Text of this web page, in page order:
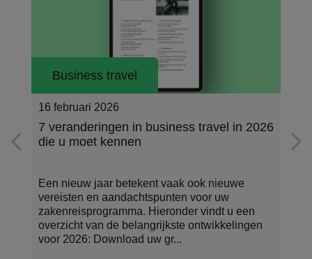
in 2026
nieuwe
u een
Business travel
22 oktober 2025
Een dag uit het leven van een
travel manager
Zakenreizen houden bedrijven in
Maar achter elke soepel lopende reis,
tijdige aankomst en elk gecontroleerd
staat iemand die het allemaal regisseert:
corporate trave...